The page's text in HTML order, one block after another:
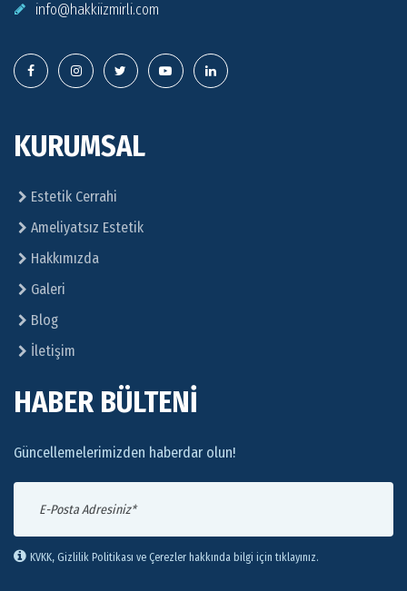
info@hakkiizmirli.com
KURUMSAL
Estetik Cerrahi
Ameliyatsız Estetik
Hakkımızda
Galeri
Blog
İletişim
HABER BÜLTENİ
Güncellemelerimizden haberdar olun!
KVKK, Gizlilik Politikası ve Çerezler hakkında bilgi için tıklayınız.